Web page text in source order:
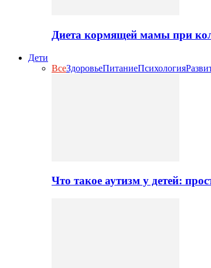
Диета кормящей мамы при
Дети
ВсеЗдоровьеПитаниеПсихология
Что такое аутизм у детей: